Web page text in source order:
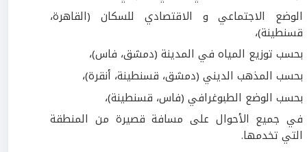
الوضع الاجتماعي و الاقتصادي للسكان (القاهرة،
قسنطينة)،
بحسب توزيع المياه في المدينة (دمشق، فاس)،
بحسب المذهب الديني (دمشق، قسنطينة، أنقرة)،
بحسب الوضع الطبوغرافي (فاس، قسنطينة)،
في جميع الأحوال على مسافة قصيرة من المنطقة
التي تخدمها.